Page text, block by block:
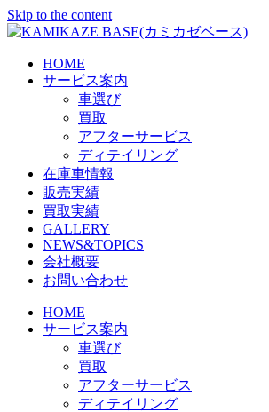
Skip to the content
HOME
サービス案内
車選び
買取
アフターサービス
ディテイリング
在庫車情報
販売実績
買取実績
GALLERY
NEWS&TOPICS
会社概要
お問い合わせ
HOME
サービス案内
車選び
買取
アフターサービス
ディテイリング